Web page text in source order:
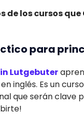
de los cursos
para
Lutgebuter
inglés. Es un
que serán